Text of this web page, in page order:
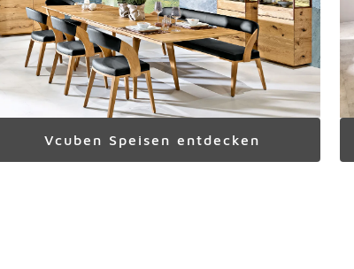
Vcuben Speisen entdecken